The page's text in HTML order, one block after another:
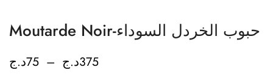
Moutarde Noir-حبوب الخردل السوداء
75د.ج – 375د.ج